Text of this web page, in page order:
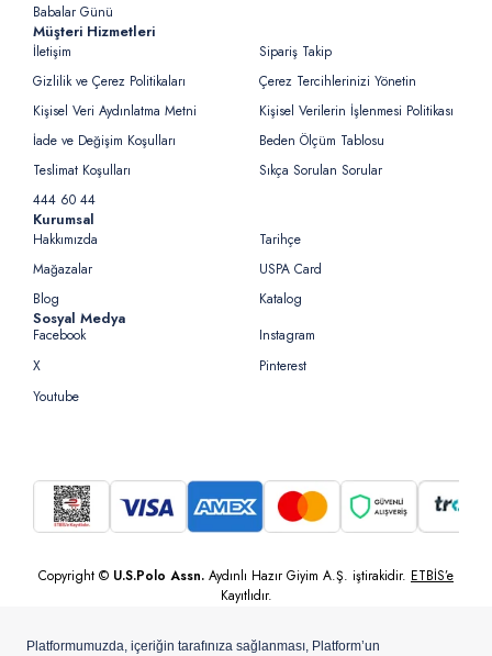
Babalar Günü
Müşteri Hizmetleri
İletişim
Sipariş Takip
Gizlilik ve Çerez Politikaları
Çerez Tercihlerinizi Yönetin
Kişisel Veri Aydınlatma Metni
Kişisel Verilerin İşlenmesi Politikası
İade ve Değişim Koşulları
Beden Ölçüm Tablosu
Teslimat Koşulları
Sıkça Sorulan Sorular
444 60 44
Kurumsal
Hakkımızda
Tarihçe
Mağazalar
USPA Card
Blog
Katalog
Sosyal Medya
Facebook
Instagram
X
Pinterest
Youtube
Copyright © U.S.Polo Assn. Aydınlı Hazır Giyim A.Ş. iştirakidir. ETBİS’e
Kayıtlıdır.